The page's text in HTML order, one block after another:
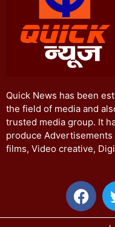
Quick News has been
the field of media and
trusted media group. It
produce
films, Video creative,